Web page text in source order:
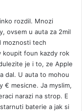
rozdil. Mnozi
ovsem u auta za 2mil
moznosti tech
koupit foun kazdy rok
je i to, ze Apple
dal. U auta to mohou
€ mesicne. Ja myslim,
narazi na strop. E
baterie a jak si